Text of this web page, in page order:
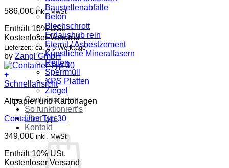
Baustellenabfälle
Beton
Blechschrott
Erdaushub rein
Eternit / Asbestzement
Künstliche Mineralfasern
Reifen
Sperrmüll
XPS Platten
Ziegel
Containerarten
So funktioniert’s
Über uns
Kontakt
586,00€ inkl. MwSt
Enthält 10% USt.
Kostenloser Versand
Lieferzeit: ca. 2-3 Werktage
by Zangl GmbH
+
Schnellansicht
Altpapier und Kartonagen
Container Typ 30
349,00€ inkl. MwSt
Enthält 10% USt.
Kostenloser Versand